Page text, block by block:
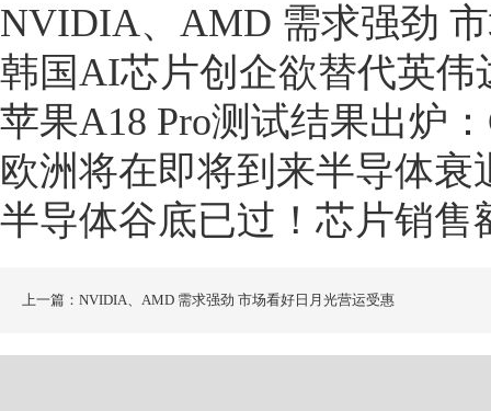
NVIDIA、AMD 需求强劲
韩国AI芯片创企欲替代英伟
苹果A18 Pro测试结果出炉
欧洲将在即将到来半导体衰
半导体谷底已过！芯片销售
上一篇：NVIDIA、AMD 需求强劲 市场看好日月光营运受惠